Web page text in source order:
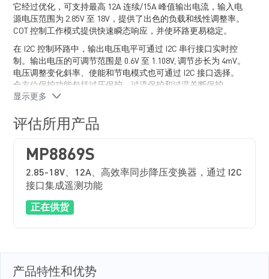
它经过优化，可支持最高 12A 连续/15A 峰值输出电流，输入电
源电压范围为 2.85V 至 18V，提供了出色的负载和线性调整率。
COT 控制工作模式提供快速瞬态响应，并使环路更易稳定。
在 I2C 控制环路中，输出电压电平可通过 I2C 串行接口实时控
制。输出电压的可调节范围是 0.6V 至 1.108V, 调节步长为 4mV。
电压调整变化斜率、使能和节电模式也可通过 I2C 接口选择。
全方位保护功能包括过压保护、过流保护和过温关断保护。
显示更多
评估所用产品
MP8869S
2.85-18V、12A、高效率同步降压变换器，通过 I2C
接口集成遥测功能
正在供货
产品特性和优势